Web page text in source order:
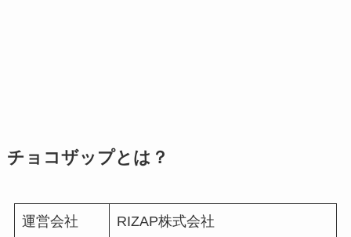
チョコザップとは？
運営会社 RIZAP株式会社